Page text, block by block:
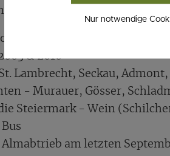
kann gemütlich an der Bar
& 2010
Lambrecht, Seckau, Admont,
- Murauer, Gösser,
Steiermark - Wein
am letzten
Nur notwendige